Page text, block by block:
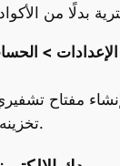
الإعدادات >
مفتاح
تخزينه في جهازك.